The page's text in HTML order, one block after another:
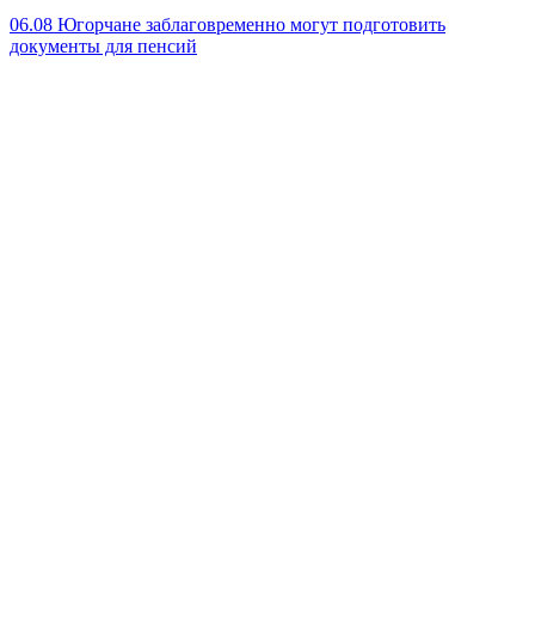
06.08 Югорчане заблаговременно могут подготовить
документы для пенсий